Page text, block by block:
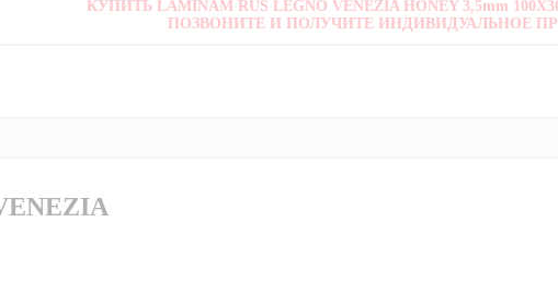
КУПИТЬ LAMINAM RUS LEGNO VENEZIA HONEY 3,5mm
ПОЗВОНИТЕ И ПОЛУЧИТЕ ИНДИВИДУАЛЬНОЕ